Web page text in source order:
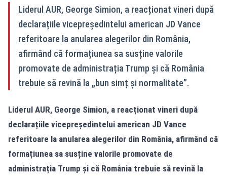
Liderul AUR, George Simion, a reacționat vineri după
declarațiile vicepreședintelui american JD Vance
referitoare la anularea alegerilor din România,
afirmând că formațiunea sa susține valorile
promovate de administrația Trump și că România
trebuie să revină la „bun simț și normalitate”.
Liderul AUR, George Simion, a reacționat vineri după
declarațiile vicepreședintelui american JD Vance
referitoare la anularea alegerilor din România, afirmând că
formațiunea sa susține valorile promovate de
administrația Trump și că România trebuie să revină la